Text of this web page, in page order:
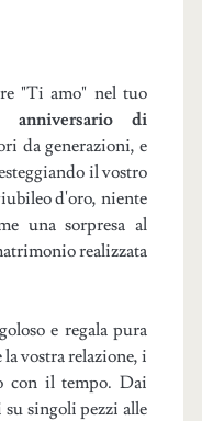
"Ti amo" nel tuo
anniversario di
da generazioni, e
il vostro
d'oro, niente
una sorpresa al
realizzata
e regala pura
vostra relazione, i
con il tempo. Dai
su singoli pezzi alle